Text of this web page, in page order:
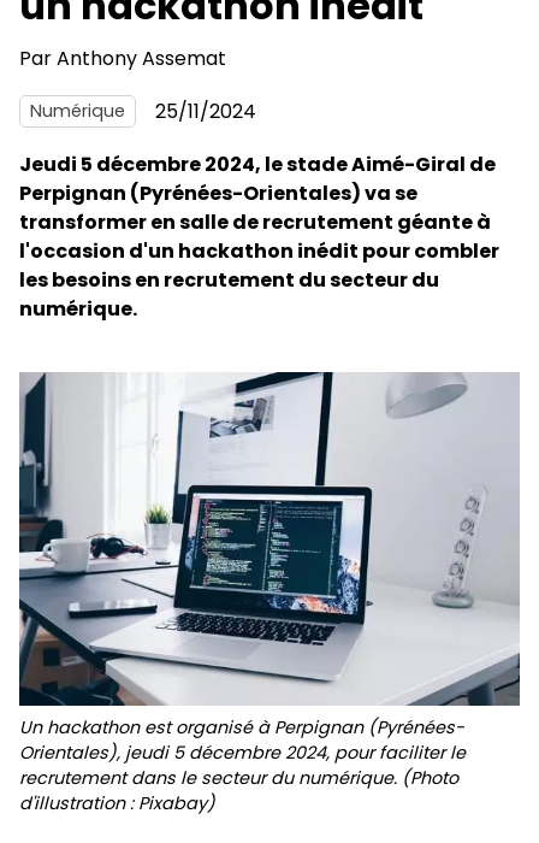
ParAnthony Assemat
Numérique
25/11/2024
Jeudi 5 décembre 2024, le stade Aimé-Giral de
Perpignan (Pyrénées-Orientales) va se
transformer en salle de recrutement géante à
l'occasion d'un hackathon inédit pour combler
les besoins en recrutement du secteur du
numérique.
Un hackathon est organisé à Perpignan (Pyrénées-
Orientales), jeudi 5 décembre 2024, pour faciliter le
recrutement dans le secteur du numérique. (Photo
d'illustration : Pixabay)